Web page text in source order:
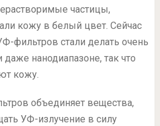
частицы,
кожу в белый цвет. Сейчас
фильтров стали делать очень
нанодиапазоне, так что
кожу.
объединяет вещества,
УФ-излучение в силу